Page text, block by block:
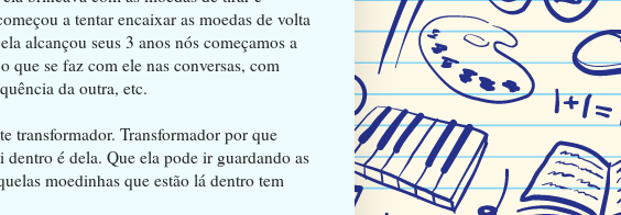
a tentar encaixar as moedas de volta
alcançou seus 3 anos nós começamos a
se faz com ele nas conversas, com
da outra, etc.
transformador. Transformador por que
é dela. Que ela pode ir guardando as
moedinhas que estão lá dentro tem